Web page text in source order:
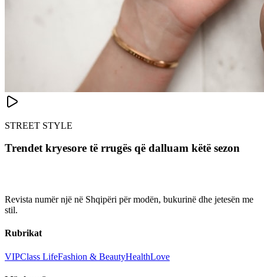
STREET STYLE
Trendet kryesore të rrugës që dalluam këtë sezon
Revista numër një në Shqipëri për modën, bukurinë dhe jetesën me
stil.
Rubrikat
VIPClass LifeFashion & BeautyHealthLove